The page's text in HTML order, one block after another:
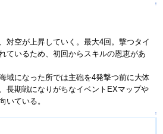
↑
対空が上昇していく。最大4回。撃つタイ
ているため、初回からスキルの恩恵があ
域になった所では主砲を4発撃つ前に大体
長期戦になりがちなイベントEXマップや
いている。
↑